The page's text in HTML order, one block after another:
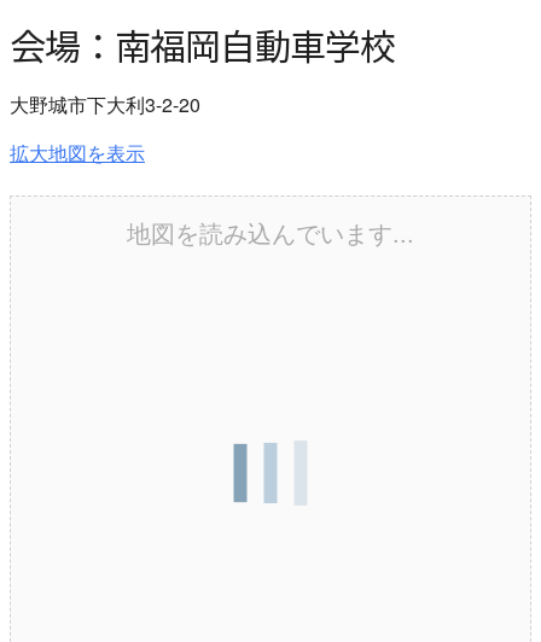
会場：南福岡自動車学校
大野城市下大利3-2-20
拡大地図を表示
地図を読み込んでいます...